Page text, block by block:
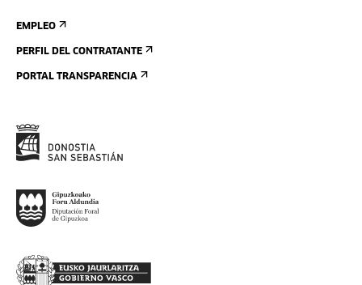
EMPLEO
PERFIL DEL CONTRATANTE
PORTAL TRANSPARENCIA